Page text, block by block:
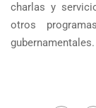
charlas y
otros
gubernamentales.